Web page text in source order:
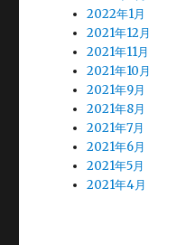
2022年1月
2021年12月
2021年11月
2021年10月
2021年9月
2021年8月
2021年7月
2021年6月
2021年5月
2021年4月